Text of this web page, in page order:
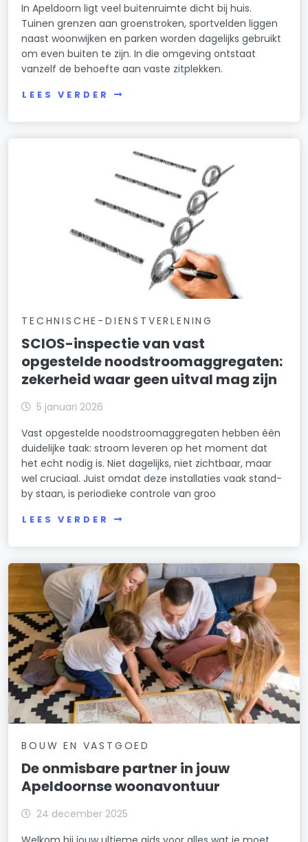
In Apeldoorn ligt veel buitenruimte dicht bij huis.
Tuinen grenzen aan groenstroken, sportvelden liggen
naast woonwijken en parken worden dagelijks gebruikt
om even buiten te zijn. In die omgeving ontstaat
vanzelf de behoefte aan vaste zitplekken.
LEES VERDER
TECHNISCHE-DIENSTVERLENING
SCIOS-inspectie van vast
opgestelde noodstroomaggregaten:
zekerheid waar geen uitval mag zijn
5 januari 2026
Vast opgestelde noodstroomaggregaten hebben één
duidelijke taak: stroom leveren op het moment dat
het echt nodig is. Niet dagelijks, niet zichtbaar, maar
wel cruciaal. Juist omdat deze installaties vaak stand-
by staan, is periodieke controle van groo
LEES VERDER
BOUW EN VASTGOED
De onmisbare partner in jouw
Apeldoornse woonavontuur
24 december 2025